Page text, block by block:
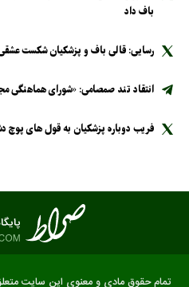
باف داد
رسایی: قالی باف و پزشکیان شکست
انتقاد تند صمصامی: «شورای هماهنگی
فریب دوباره پزشکیان به قول های پوچ
تمام حقوق مادی و معنوی این سایت